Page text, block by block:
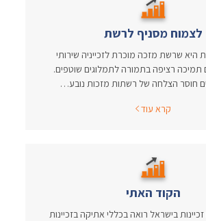
לצמוח מסניף לרשת
היא שרשת מזכה מוכרת לזכייניה שירותי
תמיכה רציפה בתמורה לתמלוגים שוטפים.
חוסר הצלחה של רשתות מזכות נובע…
קרא עוד
הקוד האתי
בישראל רואה בכללי אתיקה בזכיינות